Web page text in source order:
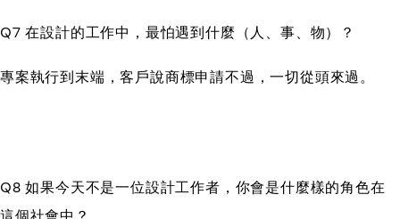
Q7 在設計的工作中，最怕遇到什麼（人、事、物）？
專案執行到末端，客戶說商標申請不過，一切從頭來過。
Q8 如果今天不是一位設計工作者，你會是什麼樣的角色在
這個社會中？